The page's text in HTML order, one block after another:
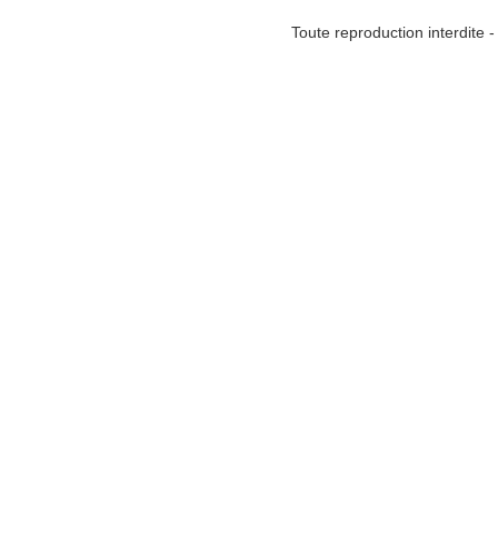
Toute reproduction interdite